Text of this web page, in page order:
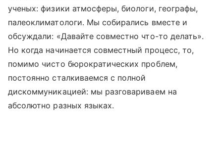
ученых: физики атмосферы, биологи, географы,
палеоклиматологи. Мы собирались вместе и
обсуждали: «Давайте совместно что-то делать».
Но когда начинается совместный процесс, то,
помимо чисто бюрократических проблем,
постоянно сталкиваемся с полной
дискоммуникацией: мы разговариваем на
абсолютно разных языках.